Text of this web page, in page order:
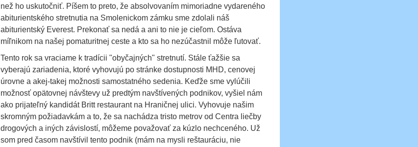
než ho uskutočniť. Píšem to preto, že absolvovaním mimoriadne vydareného
abiturientského stretnutia na Smolenickom zámku sme zdolali náš
abiturientský Everest. Prekonať sa nedá a ani to nie je cieľom. Ostáva
míľnikom na našej pomaturitnej ceste a kto sa ho nezúčastnil môže ľutovať.
Tento rok sa vraciame k tradícii "obyčajných" stretnutí. Stále ťažšie sa
vyberajú zariadenia, ktoré vyhovujú po stránke dostupnosti MHD, cenovej
úrovne a akej-takej možnosti samostatného sedenia. Keďže sme vylúčili
možnosť opätovnej návštevy už predtým navštívených podnikov, vyšiel nám
ako prijateľný kandidát Britt restaurant na Hraničnej ulici. Vyhovuje našim
skromným požiadavkám a to, že sa nachádza tristo metrov od Centra liečby
drogových a iných závislostí, môžeme považovať za kúzlo nechceného. Už
som pred časom navštívil tento podnik (mám na mysli reštauráciu, nie